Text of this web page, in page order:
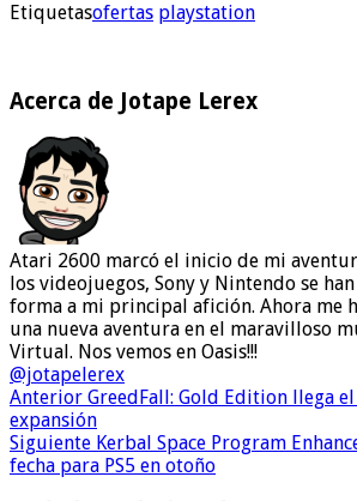
Etiquetasofertas playstation
Acerca de Jotape Lerex
Atari 2600 marcó el inicio de mi
los videojuegos, Sony y Nintendo se
forma a mi principal afición. Ahora me
una nueva aventura en el maravilloso
Virtual. Nos vemos en Oasis!!!
@jotapelerex
Anterior GreedFall: Gold Edition llega
expansión
Siguiente Kerbal Space Program
fecha para PS5 en otoño